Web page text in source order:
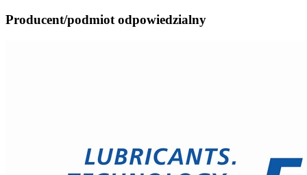
Producent/podmiot odpowiedzialny